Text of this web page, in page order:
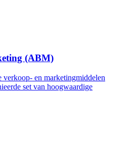
(ABM)
verkoop- en marketingmiddelen
set van hoogwaardige